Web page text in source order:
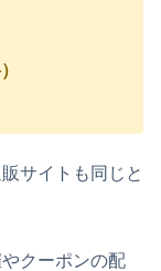
サイトも同じと
クーポンの配